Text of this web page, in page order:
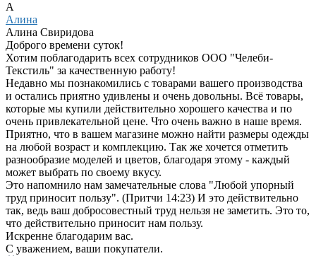
А
Алина
Алина Свиридова
Доброго времени суток!
Хотим поблагодарить всех сотрудников ООО "Челеби-
Текстиль" за качественную работу!
Недавно мы познакомились с товарами вашего производства
и остались приятно удивлены и очень довольны. Всё товары,
которые мы купили действительно хорошего качества и по
очень привлекательной цене. Что очень важно в наше время.
Приятно, что в вашем магазине можно найти размеры одежды
на любой возраст и комплекцию. Так же хочется отметить
разнообразие моделей и цветов, благодаря этому - каждый
может выбрать по своему вкусу.
Это напомнило нам замечательные слова "Любой упорный
труд приносит пользу". (Притчи 14:23) И это действительно
так, ведь ваш добросовестный труд нельзя не заметить. Это то,
что действительно приносит нам пользу.
Искренне благодарим вас.
С уважением, ваши покупатели.